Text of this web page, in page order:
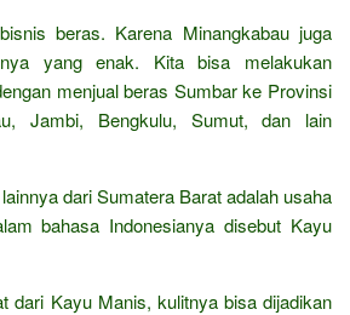
beras. Karena Minangkabau juga
yang enak. Kita bisa melakukan
menjual beras Sumbar ke Provinsi
Jambi, Bengkulu, Sumut, dan lain
dari Sumatera Barat adalah usaha
bahasa Indonesianya disebut Kayu
dari Kayu Manis, kulitnya bisa dijadikan